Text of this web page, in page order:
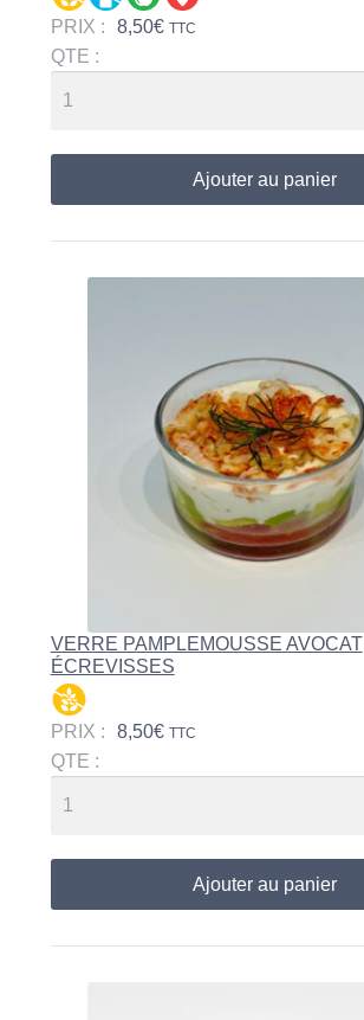
PRIX : 8,50€ TTC
QTE :
Ajouter au panier
VERRE PAMPLEMOUSSE AVOCAT
ÉCREVISSES
PRIX : 8,50€ TTC
QTE :
Ajouter au panier